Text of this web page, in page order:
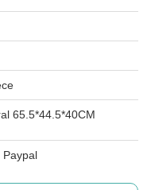
65.5*44.5*40CM
Paypal